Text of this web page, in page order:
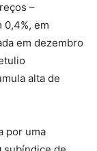
–
0,4%, em
em dezembro
alta de
por uma